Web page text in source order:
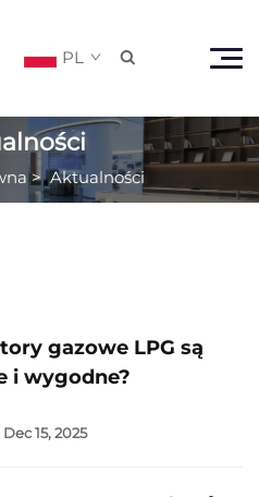
PL 
>Aktualności
gazowe LPG są
i wygodne?
Dec 15, 2025